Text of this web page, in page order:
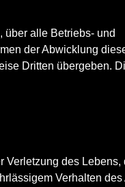
über alle Betriebs- und
der Abwicklung
Dritten übergeben.
Verletzung des Lebens,
Verhalten des